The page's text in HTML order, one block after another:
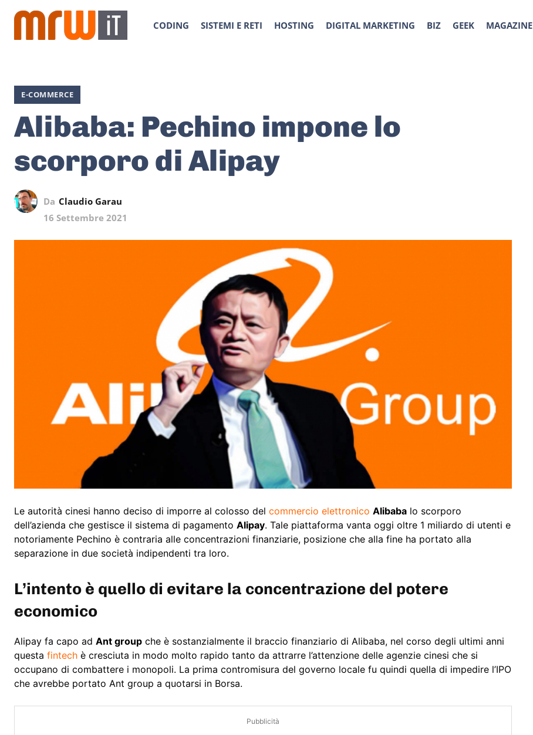
CODING SISTEMI E RETI HOSTING DIGITAL MARKETING BIZ GEEK MAGAZINE
E-COMMERCE
Alibaba: Pechino impone lo
scorporo di Alipay
Da Claudio Garau
16 Settembre 2021
Le autorità cinesi hanno deciso di imporre al colosso del commercio elettronico Alibaba lo scorporo
dell’azienda che gestisce il sistema di pagamento Alipay. Tale piattaforma vanta oggi oltre 1 miliardo di utenti e
notoriamente Pechino è contraria alle concentrazioni finanziarie, posizione che alla fine ha portato alla
separazione in due società indipendenti tra loro.
L’intento è quello di evitare la concentrazione del potere
economico
Alipay fa capo ad Ant group che è sostanzialmente il braccio finanziario di Alibaba, nel corso degli ultimi anni
questa fintech è cresciuta in modo molto rapido tanto da attrarre l’attenzione delle agenzie cinesi che si
occupano di combattere i monopoli. La prima contromisura del governo locale fu quindi quella di impedire l’IPO
che avrebbe portato Ant group a quotarsi in Borsa.
Pubblicità